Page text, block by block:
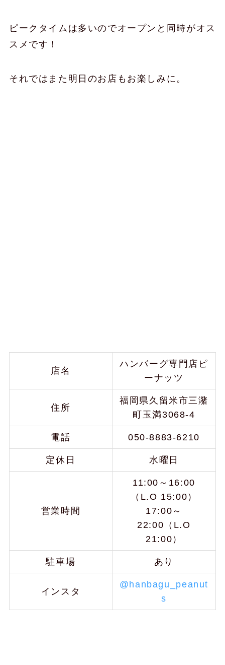
ピークタイムは多いのでオープンと同時がオス
スメです！
それではまた明日のお店もお楽しみに。
店名
ハンバーグ専門店ピ
ーナッツ
住所
福岡県久留米市三潴
町玉満3068-4
電話 050-8883-6210
定休日 水曜日
営業時間
11:00～16:00
（L.O 15:00）
17:00～
22:00（L.O
21:00）
駐車場 あり
インスタ
@hanbagu_peanut
s